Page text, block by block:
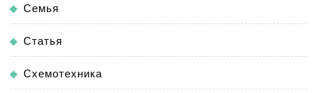
Семья
Статья
Схемотехника